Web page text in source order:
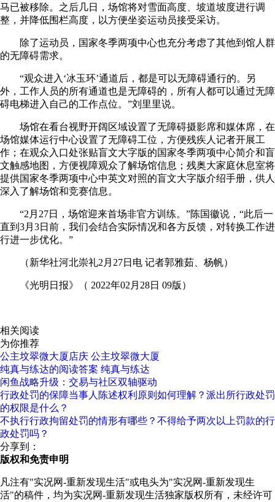
马已被移除。之后几日，场馆将对雪面高度、坡道坡度进行调
整，并降低围栏高度，以方便坐姿运动员接受采访。
除了运动员，国家冬季两项中心也充分考虑了其他到馆人群
的无障碍需求。
“观众进入‘冰玉环’通道后，都是可以无障碍通行的。另
外，工作人员的所有通道也是无障碍的，所有人都可以通过无障
碍电梯进入自己的工作点位。”刘里里说。
场馆在看台视野开阔区域设置了无障碍摄影席和媒体席，在
场馆媒体运行中心设置了无障碍工位，方便残疾人记者开展工
作；在观众入口处张贴盲文大字版的国家冬季两项中心简介和盲
文触感地图，方便视障观众了解场馆信息；残奥大家庭休息室将
提供国家冬季两项中心中英文对照的盲文大字版介绍手册，供人
深入了解场馆和竞赛信息。
“2月27日，场馆迎来首场非官方训练。”陈国徽说，“此后一
直到3月3日前，我们会结合实际情况和各方反馈，对转换工作进
行进一步优化。”
（新华社河北崇礼2月27日电 记者郭雅茹、杨帆）
《光明日报》（ 2022年02月28日 09版）
相关阅读
为你推荐
公主坟翠微大厦店庆 公主坟翠微大厦
纯真与练达的阅读答案 纯真与练达
闲鱼战略升级：交易与社区双轴驱动
行政处罚的保障当事人陈述权利原则如何理解？派出所行政处罚
的权限是什么？
不执行行政拘留处罚的情形有哪些？不得给予两次以上罚款的行
政处罚吗？
分享到：
版权和免责申明
凡注有"实况网-重新发现生活"或电头为"实况网-重新发现生
活"的稿件，均为实况网-重新发现生活独家版权所有，未经许可